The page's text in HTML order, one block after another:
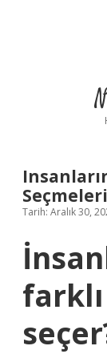
Tarih: Aralık 30,